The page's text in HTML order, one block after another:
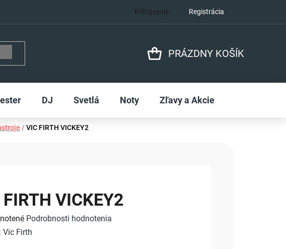
Prihlásenie Registrácia
PRÁZDNY KOŠÍK
DJ Svetlá Noty Zľavy a Akcie
/ VIC FIRTH VICKEY2
VICKEY2
Podrobnosti hodnotenia
Vic Firth